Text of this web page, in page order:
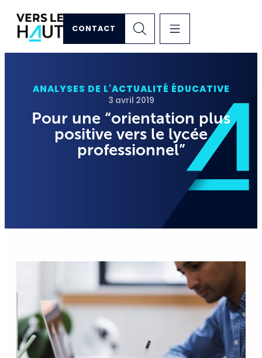
CONTACT
ANALYSES DE L'ACTUALITÉ ÉDUCATIVE
3 avril 2019
Pour une “orientation plus
positive vers le lycée
professionnel”